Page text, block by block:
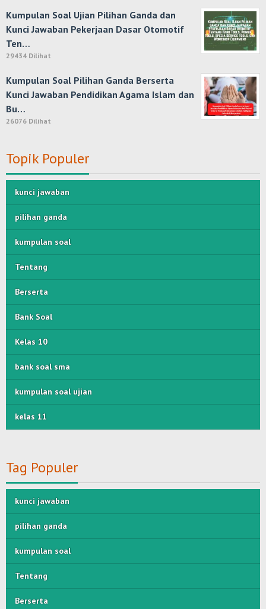
Kumpulan Soal Ujian Pilihan Ganda dan
Kunci Jawaban Pekerjaan Dasar Otomotif
Ten…
29434 Dilihat
Kumpulan Soal Pilihan Ganda Berserta
Kunci Jawaban Pendidikan Agama Islam dan
Bu…
26076 Dilihat
Topik Populer
kunci jawaban
pilihan ganda
kumpulan soal
Tentang
Berserta
Bank Soal
Kelas 10
bank soal sma
kumpulan soal ujian
kelas 11
Tag Populer
kunci jawaban
pilihan ganda
kumpulan soal
Tentang
Berserta